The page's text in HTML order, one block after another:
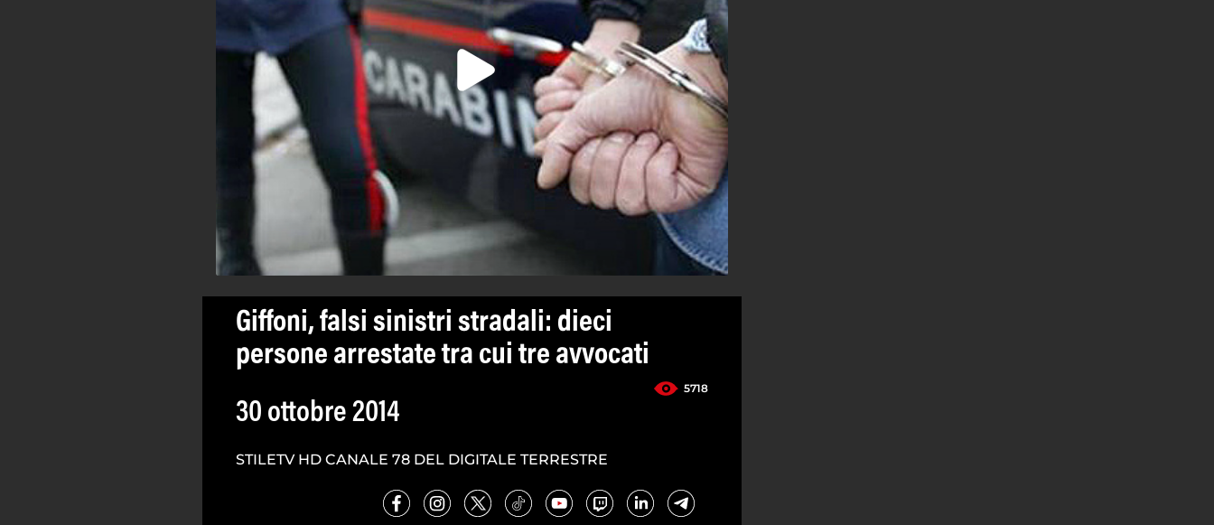
Giffoni, falsi sinistri stradali: dieci
persone arrestate tra cui tre avvocati
5718
30 ottobre 2014
STILETV HD CANALE 78 DEL DIGITALE TERRESTRE